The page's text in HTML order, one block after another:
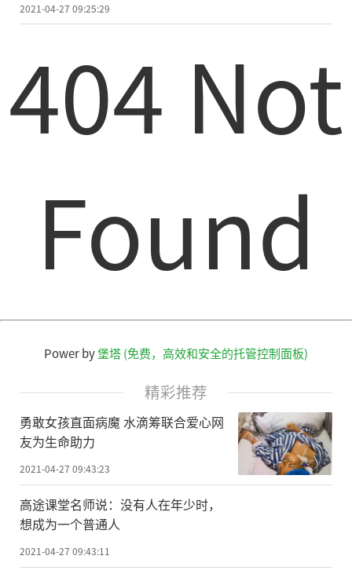
化、集成化发展路径，与纳米技术、生物技
技进步的重要手段。
新材料的研制是基础研究和应用基础研
究相互融合促进的过程，往往需要经历化学
以近年来兴起的智能纤维为例，这种新材料
能随外界环境刺激发生体积或形态变化，可
用于构筑可穿戴智能设备。对它研发时，首
先要了解其刺激响应机理，并建立一个合适
作为研究对象，运用化学手段改进其功能单
元的功能与性质，通过反复实验摸索其刺激
生产加工，历经纺丝、染整、编织等不同的
处理流程，不断进行工艺优化与技术改进。
由此可见，新材料研发是一种典型的试错性
研发，经历周期往往较长。
为了缩短研发周期，人工智能可以作为
一个强有力的辅助工具，借助数据共享，对
先进材料的物理化学性质进行预测、筛选，
2021-04-27 09:25:29
404 Not
Found
Power by堡塔 (免费，高效和安全的托管控制面板)
精彩推荐
勇敢女孩直面病魔 水滴筹联合爱心网
友为生命助力
2021-04-27 09:43:23
高途课堂名师说：没有人在年少时，
想成为一个普通人
2021-04-27 09:43:11